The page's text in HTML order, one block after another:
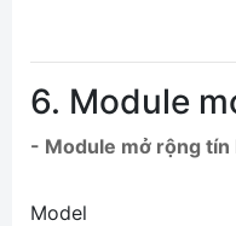
6. Module
- Module mở rộng tín
Model